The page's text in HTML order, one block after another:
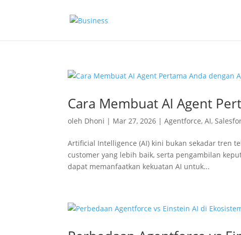
Cara Membuat AI Agent
oleh Dhoni | Mar 27, 2026 |Agentforce,AI,
Artificial Intelligence (AI) kini bukan sekadar tren
customer yang lebih baik, serta pengambilan
dapat memanfaatkan kekuatan AI untuk...